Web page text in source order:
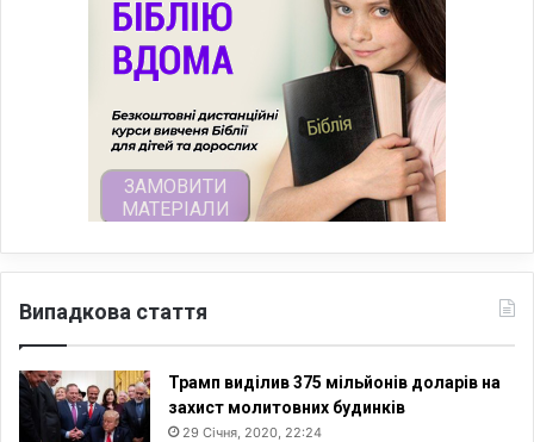
Випадкова стаття
Трамп виділив 375 мільйонів доларів на
захист молитовних будинків
29 Січня, 2020, 22:24